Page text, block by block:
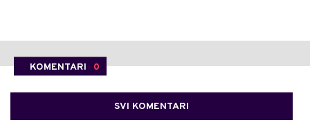
KOMENTARI 0
SVI KOMENTARI